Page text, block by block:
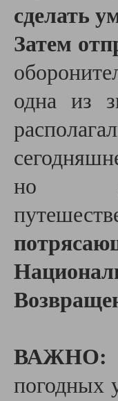
сделать
Затем
одна из
но
ВАЖНО:
погодных